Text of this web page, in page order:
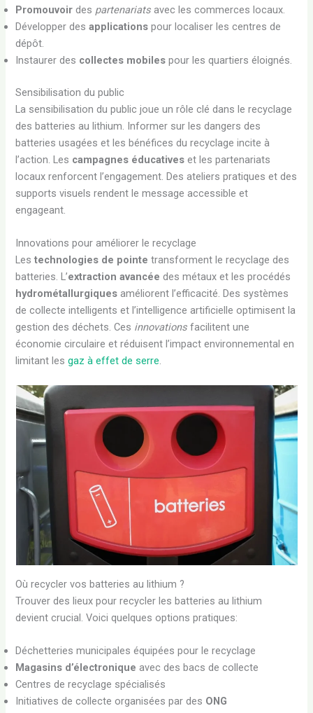
Promouvoir des partenariats avec les commerces locaux.
Développer desapplications pour localiser les centres de
dépôt.
Instaurer des collectes mobiles pour les quartiers éloignés.
Sensibilisation du public
La sensibilisation du public joue un rôle clé dans le recyclage
des batteries au lithium. Informer sur les dangers des
batteries usagées et les bénéfices du recyclage incite à
l’action. Les campagnes éducatives et les partenariats
locaux renforcent l’engagement. Des ateliers pratiques et des
supports visuels rendent le message accessible et
engageant.
Innovations pour améliorer le recyclage
Lestechnologies de pointe transforment le recyclage des
batteries. L’extraction avancée des métaux et les procédés
hydrométallurgiques améliorent l’efficacité. Des systèmes
de collecte intelligents et l’intelligence artificielle optimisent la
gestion des déchets. Ces innovations facilitent une
économie circulaire et réduisent l’impact environnemental en
limitant lesgaz à effet de serre.
Où recycler vos batteries au lithium ?
Trouver des lieux pour recycler les batteries au lithium
devient crucial. Voici quelques options pratiques:
Déchetteries municipales équipées pour le recyclage
Magasins d’électronique avec des bacs de collecte
Centres de recyclage spécialisés
Initiatives de collecte organisées par des ONG